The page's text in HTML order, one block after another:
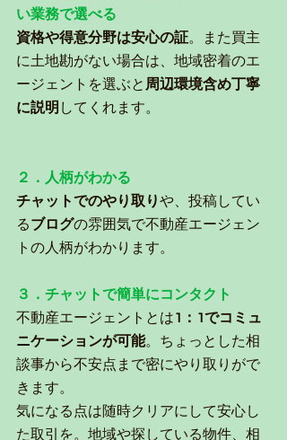
い業務で選べる
資格や得意分野は安心の証。また買主
に土地勘がない場合は、地域密着のエ
ージェントを選ぶと 周辺環境含め丁寧
に説明 してくれます。
２．人柄がわかる
チャットでのやり取りや、投稿してい
るブログの雰囲気で不動産エージェン
トの人柄がわかります。
３．チャットで簡単にコンタクト
不動産エージェントと は1：1でコミュ
ニケーションが可能。ちょっとした相
談事から不安点まで密にやり取りがで
きます。
気になる点は随時クリアにして安心し
た取引を。地域や探している物件、相